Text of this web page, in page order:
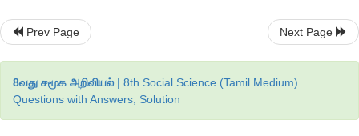
Prev Page Next Page
8வது சமூக அறிவியல் | 8th Social Science (Tamil Medium)
Questions with Answers, Solution